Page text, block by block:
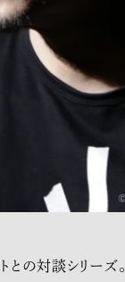
との対談シリーズ。